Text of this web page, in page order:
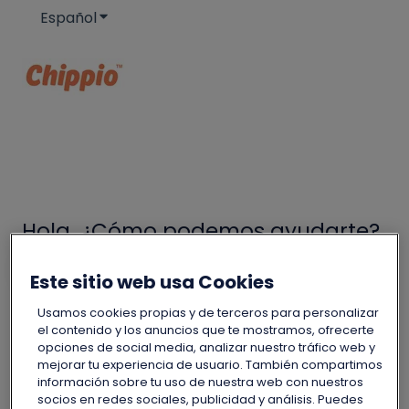
EspañolTraducciones de Mostrar submenú de
Hola. ¿Cómo podemos ayudarte?
No hay sugerencias porque el campo de
Ayuda 🚙 Smart Charging
Este sitio web usa Cookies
Usamos cookies propias y de terceros para personalizar
el contenido y los anuncios que te mostramos, ofrecerte
opciones de social media, analizar nuestro tráfico web y
mejorar tu experiencia de usuario. También compartimos
información sobre tu uso de nuestra web con nuestros
socios en redes sociales, publicidad y análisis. Puedes